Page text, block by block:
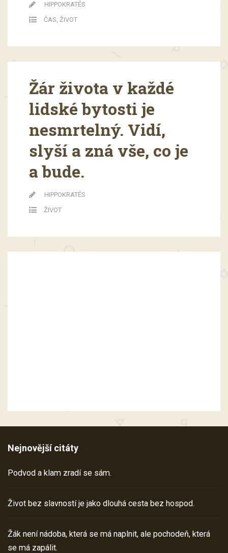
HIPPOKRATÉS
ČAS, ŽIVOT
Žár života v každé
lidské bytosti je
nesmrtelný. Vidí,
slyší a zná vše, co je
a bude.
HIPPOKRATÉS
ŽIVOT
Nejnovější citáty
Podvod a klam zradí se sám.
Život bez slavností je jako dlouhá cesta bez hospod.
Žák není nádoba, která se má naplnit, ale pochodeň, která
se má zapálit.